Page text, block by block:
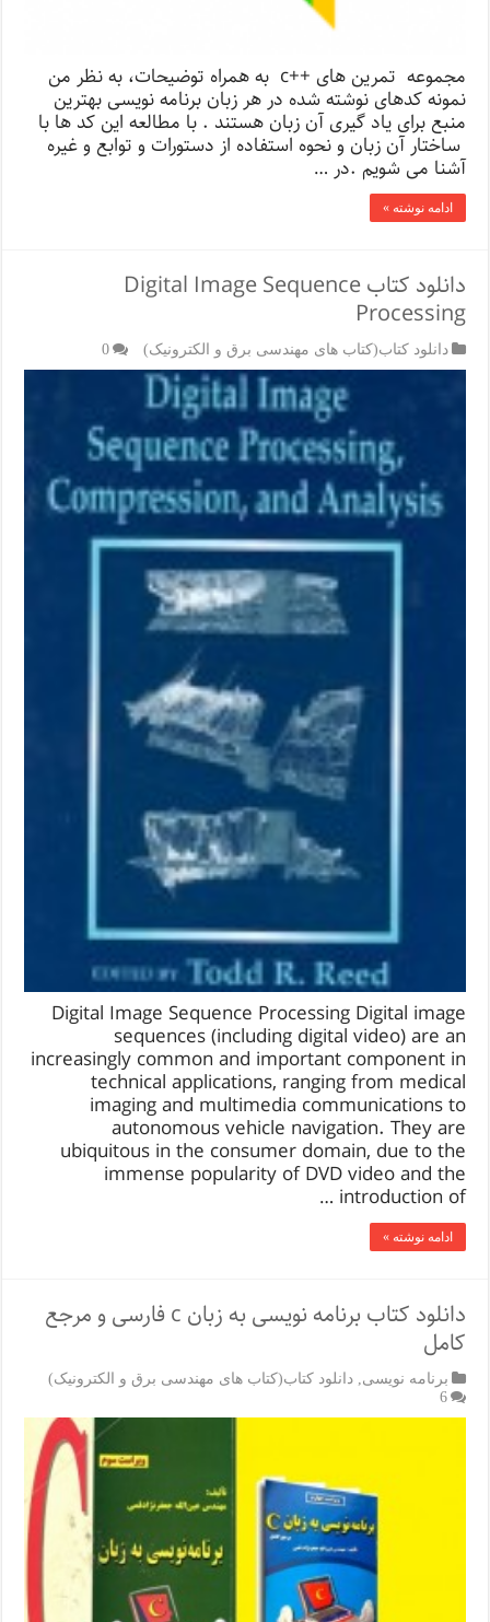
مجموعه تمرین های ++c به همراه توضیحات، به نظر من
نمونه کدهای نوشته شده در هر زبان برنامه نویسی بهترین
منبع برای یاد گیری آن زبان هستند . با مطالعه این کد ها با
ساختار آن زبان و نحوه استفاده از دستورات و توابع و غیره
آشنا می شویم .در …
ادامه نوشته »
دانلود کتاب Digital Image Sequence
Processing
دانلود کتاب(کتاب های مهندسی برق و الکترونیک) 0
Digital Image Sequence Processing Digital image
sequences (including digital video) are an
increasingly common and important component in
technical applications, ranging from medical
imaging and multimedia communications to
autonomous vehicle navigation. They are
ubiquitous in the consumer domain, due to the
immense popularity of DVD video and the
introduction of …
ادامه نوشته »
دانلود کتاب برنامه نویسی به زبان c فارسی و مرجع
کامل
برنامه نویسی ,دانلود کتاب(کتاب های مهندسی برق و الکترونیک)
6